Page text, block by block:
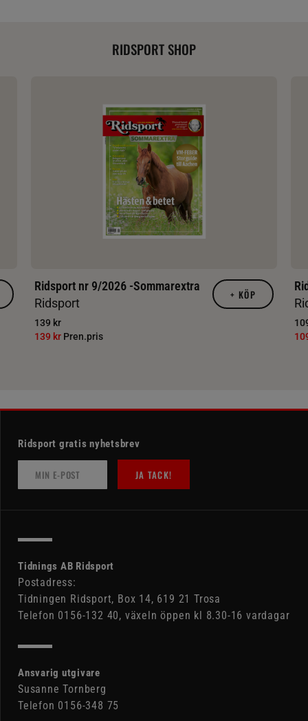
RIDSPORT SHOP
Ridsport nr 9/2026 -Sommarextra
Ridsport
139 kr
139 kr Pren.pris
+ KÖP
Ridsport gratis nyhetsbrev
JA TACK!
Tidnings AB Ridsport
Postadress:
Tidningen Ridsport, Box 14, 619 21 Trosa
Telefon 0156-132 40, växeln öppen kl 8.30-16 vardagar
Ansvarig utgivare
Susanne Tornberg
Telefon 0156-348 75